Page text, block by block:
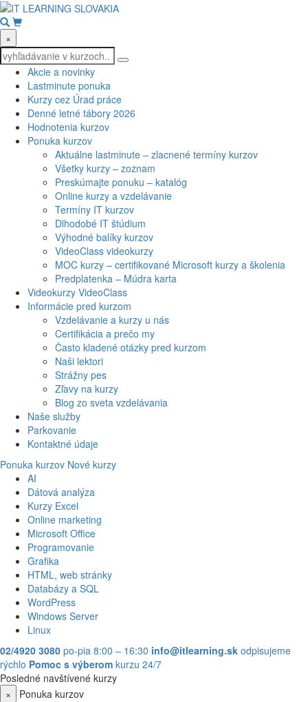
×
Akcie a novinky
Lastminute ponuka
Kurzy cez Úrad práce
Denné letné tábory 2026
Hodnotenia kurzov
Ponuka kurzov
Aktuálne lastminute – zlacnené termíny kurzov
Všetky kurzy – zoznam
Preskúmajte ponuku – katalóg
Online kurzy a vzdelávanie
Termíny IT kurzov
Dlhodobé IT štúdium
Výhodné balíky kurzov
VideoClass videokurzy
MOC kurzy – certifikované Microsoft kurzy a školenia
Predplatenka – Múdra karta
Videokurzy VideoClass
Informácie pred kurzom
Vzdelávanie a kurzy u nás
Certifikácia a prečo my
Často kladené otázky pred kurzom
Naši lektori
Strážny pes
Zľavy na kurzy
Blog zo sveta vzdelávania
Naše služby
Parkovanie
Kontaktné údaje
Ponuka kurzov Nové kurzy
AI
Dátová analýza
Kurzy Excel
Online marketing
Microsoft Office
Programovanie
Grafika
HTML, web stránky
Databázy a SQL
WordPress
Windows Server
Linux
02/4920 3080 po-pia 8:00 – 16:30 info@itlearning.sk odpisujeme
rýchlo Pomoc s výberom kurzu 24/7
Posledné navštívené kurzy
×
Ponuka kurzov